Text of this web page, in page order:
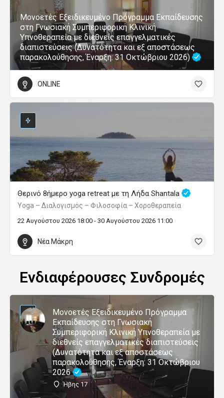
Μονοετές Εξειδικευμένο Πρόγραμμα Εκπαίδευσης
στη Γνωσιακή Συμπεριφορική Κλινική
Υπνοθεραπεία με διεθνείς επαγγελματικές
διαπιστεύσεις (Δυνατότητα και εξ αποστάσεως
παρακολούθησης, Έναρξη: 31 Οκτώβριου 2026)
ONLINE
Θερινό 8ήμερο yoga retreat με τη Λήδα Shantala
Yoga – Διαλογισμός – Φιλοσοφία – Χοροθεραπεία
22 Αυγούστου 2026 18:00 - 30 Αυγούστου 2026 11:00
Νέα Μάκρη
Ενδιαφέρουσες Συνδρομές
Μονοετές Εξειδικευμένο Πρόγραμμα
Εκπαίδευσης στη Γνωσιακή
Συμπεριφορική Κλινική Υπνοθεραπεία με
διεθνείς επαγγελματικές διαπιστεύσεις
(Δυνατότητα και εξ αποστάσεως
παρακολούθησης, Έναρξη: 31 Οκτώβριου
2026
Ήβης 17